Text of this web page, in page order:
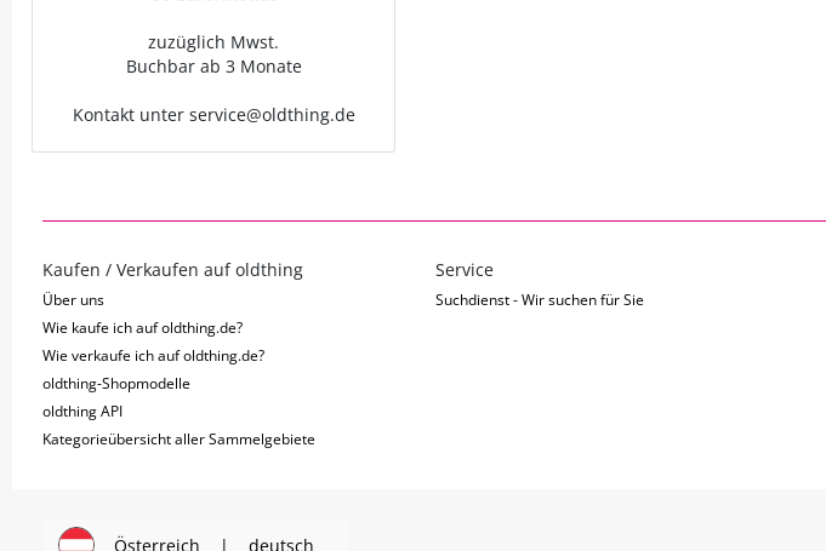
zuzüglich Mwst.
Buchbar ab 3 Monate
Kontakt unter service@oldthing.de
Kaufen / Verkaufen auf oldthing
Über uns
Wie kaufe ich auf oldthing.de?
Wie verkaufe ich auf oldthing.de?
oldthing-Shopmodelle
oldthing API
Kategorieübersicht aller Sammelgebiete
Service
Suchdienst - Wir suchen für Sie
Österreich | deutsch